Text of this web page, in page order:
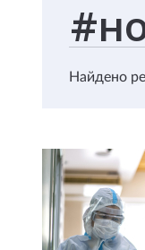
Найдено